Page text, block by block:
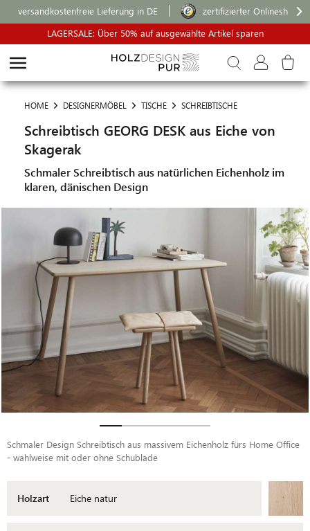
versandkostenfreie Lieferung in DE
zertifizierter Onlineshop
LAGERSALE: Über 50% auf ausgewählte Artikel sparen
HOME DESIGNERMÖBEL TISCHE SCHREIBTISCHE
Schreibtisch GEORG DESK aus Eiche von
Skagerak
Schmaler Schreibtisch aus natürlichen Eichenholz im
klaren, dänischen Design
Schmaler Design Schreibtisch aus massivem Eichenholz fürs Home Office
- wahlweise mit oder ohne Schublade
Holzart Eiche natur